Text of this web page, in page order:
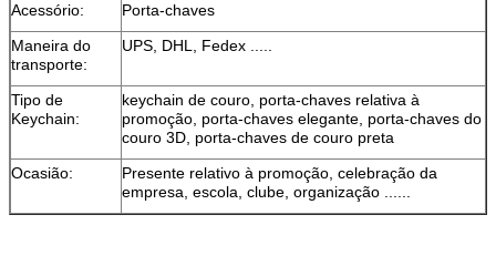
Acessório:
Porta-chaves
Maneira do
transporte:
UPS, DHL, Fedex .....
Tipo de
Keychain:
keychain de couro, porta-chaves relativa à
promoção, porta-chaves elegante, porta-chaves do
couro 3D, porta-chaves de couro preta
Ocasião:
Presente relativo à promoção, celebração da
empresa, escola, clube, organização ......